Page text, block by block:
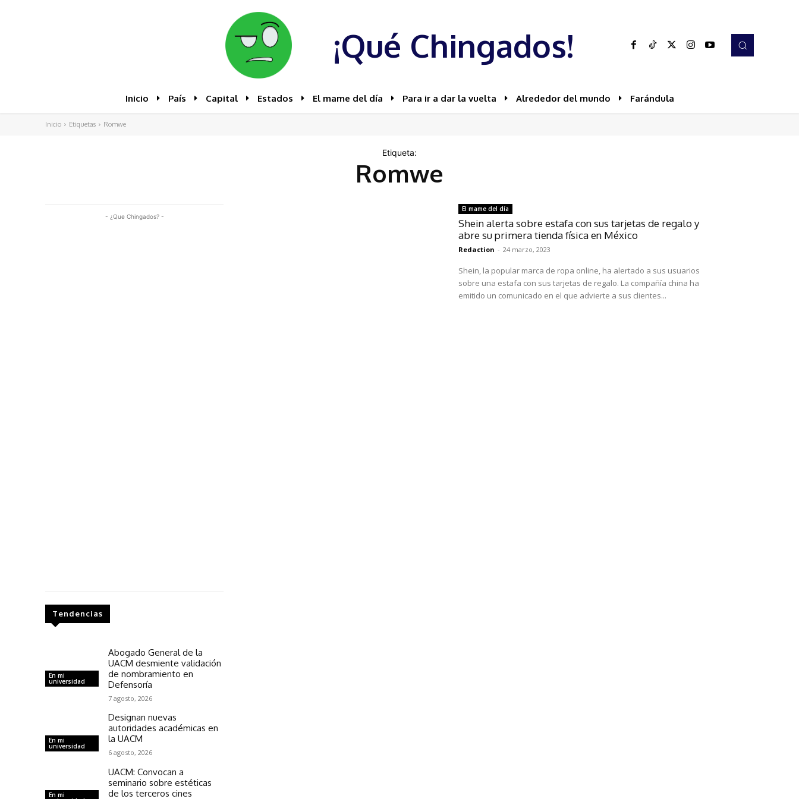
¡Qué Chingados!
Inicio País Capital Estados El mame del día Para ir a dar la vuelta Alrededor del mundo Farándula
Inicio Etiquetas Romwe
Etiqueta:
Romwe
- ¿Que Chingados? -
Tendencias
En mi
universidad
Abogado General de la
UACM desmiente validación
de nombramiento en
Defensoría
7 agosto, 2026
En mi
universidad
Designan nuevas
autoridades académicas en
la UACM
6 agosto, 2026
En mi
UACM: Convocan a
seminario sobre estéticas
de los terceros cines
El mame del día
Shein alerta sobre estafa con sus tarjetas de regalo y
abre su primera tienda física en México
Redaction - 24 marzo, 2023
Shein, la popular marca de ropa online, ha alertado a sus usuarios
sobre una estafa con sus tarjetas de regalo. La compañía china ha
emitido un comunicado en el que advierte a sus clientes...